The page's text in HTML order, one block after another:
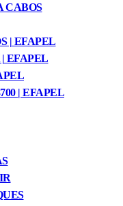
CABOS
| EFAPEL
EFAPEL
| EFAPEL